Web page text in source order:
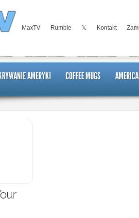
MaxTV Rumble 𝕏 Kontakt
AMERYKI COFFEE MUGS